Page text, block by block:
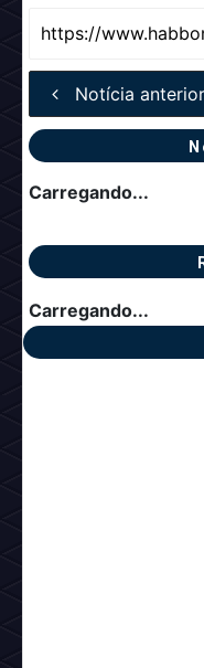
Notícia anterior
Carregando...
Carregando...